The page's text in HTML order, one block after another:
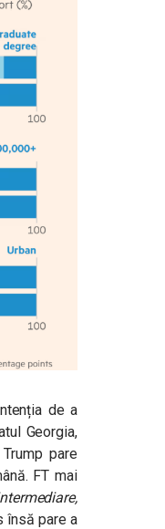
de a
Georgia,
pare
FT mai
însă pare a